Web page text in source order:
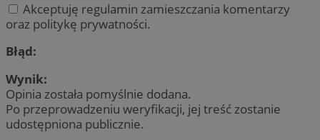
Akceptuję regulamin zamieszczania komentarzy
oraz politykę prywatności.
Błąd:
Wynik:
Opinia została pomyślnie dodana.
Po przeprowadzeniu weryfikacji, jej treść zostanie
udostępniona publicznie.